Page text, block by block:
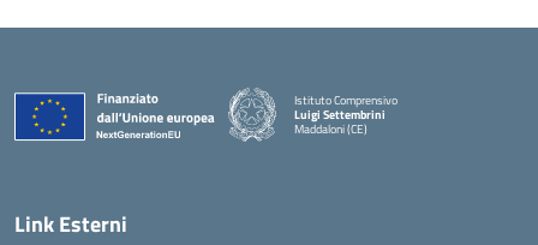
Istituto Comprensivo
Luigi Settembrini
Maddaloni (CE)
Link Esterni